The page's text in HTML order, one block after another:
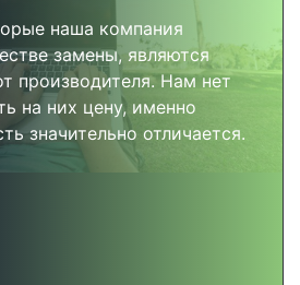
наша компания
замены, являются
производителя. Нам нет
на них цену, именно
значительно отличается.